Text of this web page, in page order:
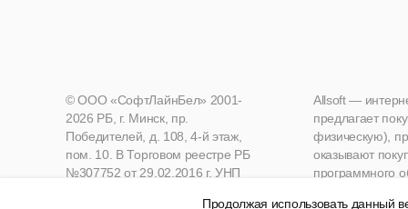
Allsoft —
предлагает
физическую),
оказывают
программного
© ООО «СофтЛайнБел» 2001-
2026 РБ, г. Минск, пр.
Победителей, д. 108, 4-й этаж,
пом. 10. В Торговом реестре РБ
№307752 от 29.02.2016 г. УНП
Продолжая использовать данный